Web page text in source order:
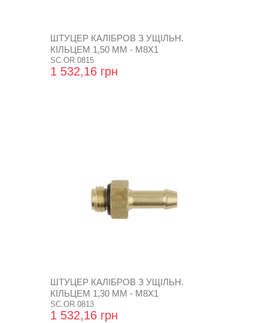
ШТУЦЕР КАЛІБРОВ З УЩІЛЬН.
КІЛЬЦЕМ 1,50 ММ - М8Х1
SC.OR.0815
1 532,16 грн
ШТУЦЕР КАЛІБРОВ З УЩІЛЬН.
КІЛЬЦЕМ 1,30 ММ - М8Х1
SC.OR.0813
1 532,16 грн